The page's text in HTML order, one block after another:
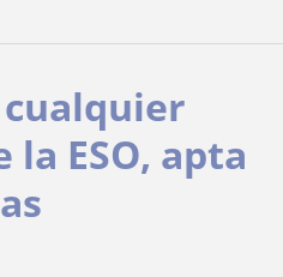
ESO, apta